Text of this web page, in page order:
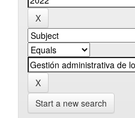
Start a new search